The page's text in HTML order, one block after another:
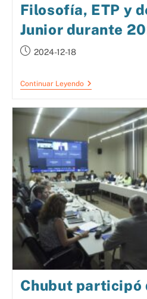
Filosofía, ETP y
Junior durante
2024-12-18
Continuar Leyendo
Chubut participó